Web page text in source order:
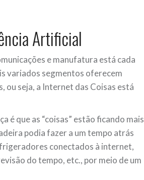
Artificial
e manufatura está cada
variados segmentos oferecem
seja, a Internet das Coisas está
é que as “coisas” estão ficando mais
podia fazer a um tempo atrás
conectados à internet,
do tempo, etc., por meio de um